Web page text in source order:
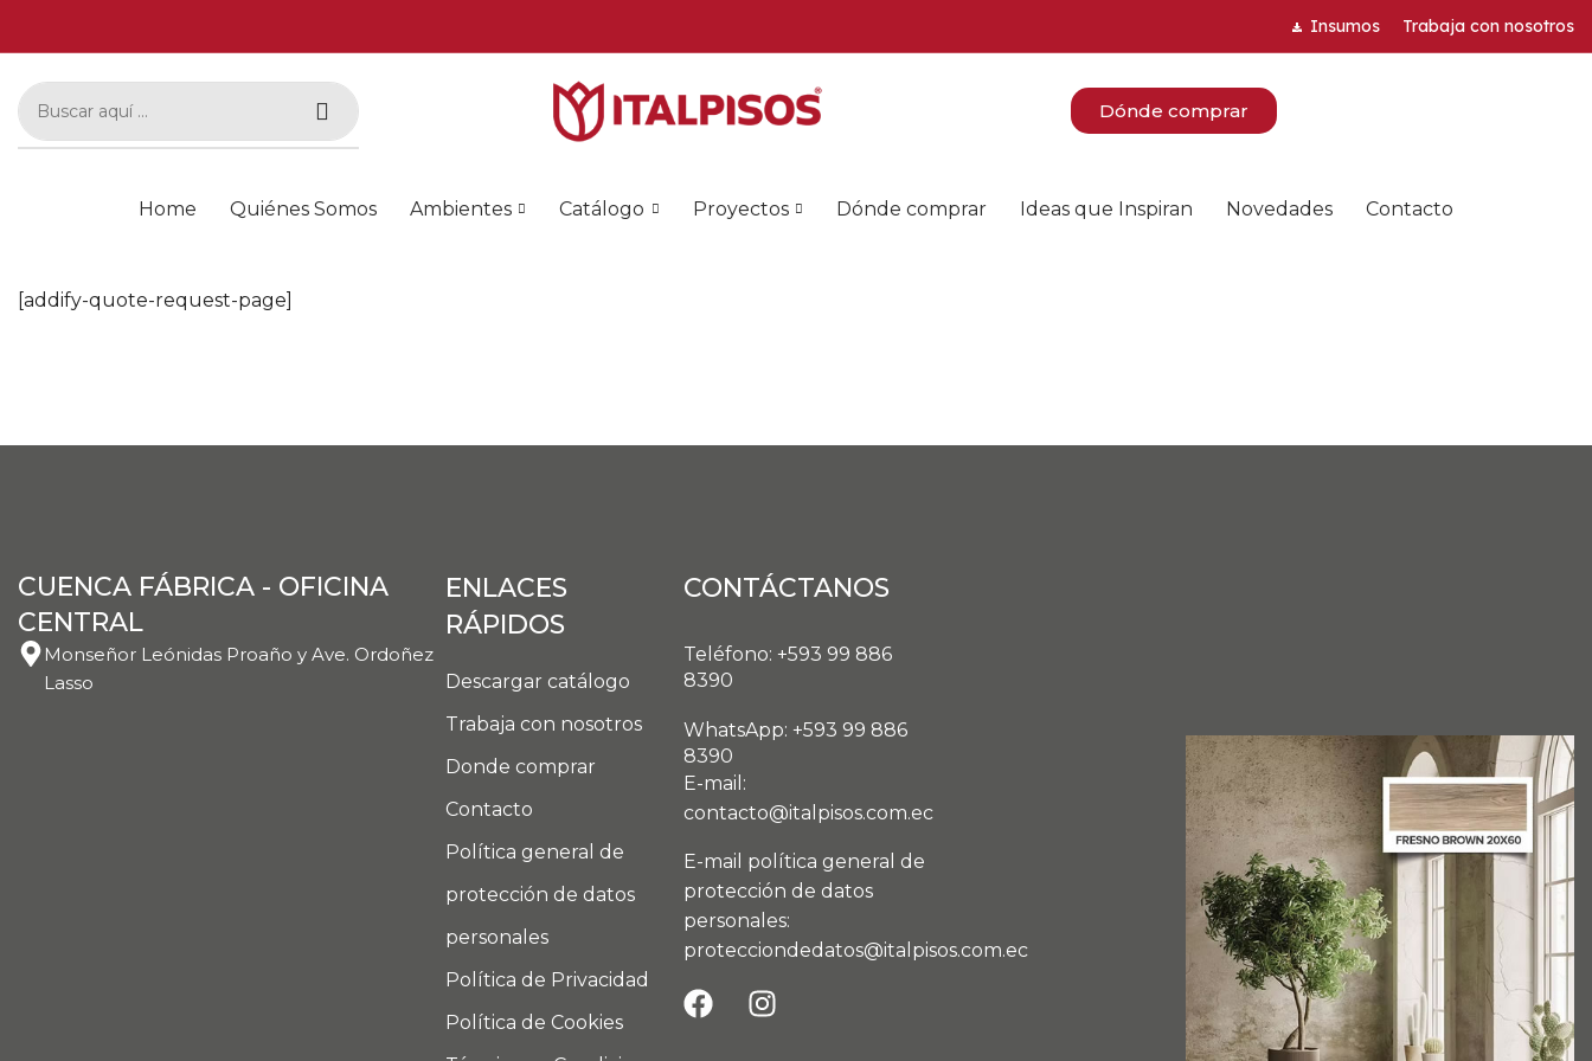
Insumos Trabaja con nosotros
Dónde comprar
Home Quiénes Somos Ambientes Catálogo Proyectos Dónde comprar Ideas que Inspiran Novedades Contacto
[addify-quote-request-page]
CUENCA FÁBRICA - OFICINA
CENTRAL
Monseñor Leónidas Proaño y Ave. Ordoñez
Lasso
ENLACES
RÁPIDOS
Descargar catálogo
Trabaja con nosotros
Donde comprar
Contacto
Política general de
protección de datos
personales
Política de Privacidad
Política de Cookies
CONTÁCTANOS
Teléfono: +593 99 886
8390
WhatsApp: +593 99 886
8390
E-mail:
contacto@italpisos.com.ec
E-mail política general de
protección de datos
personales:
protecciondedatos@italpisos.com.ec